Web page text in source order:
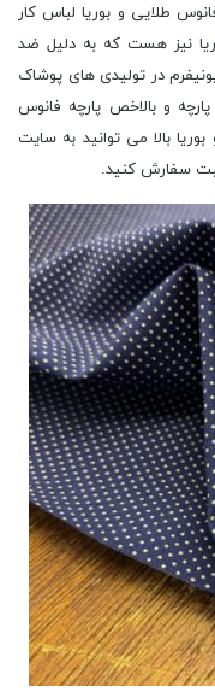
طلایی و بوریا لباس کار
نیز هست که به دلیل ضد
در تولیدی های پوشاک
و بالاخص پارچه فانوس
بالا می توانید به سایت
ثبت سفارش کنید.